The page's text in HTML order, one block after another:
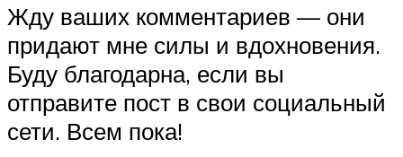
Жду ваших комментариев — они
придают мне силы и вдохновения.
Буду благодарна, если вы
отправите пост в свои социальный
сети. Всем пока!